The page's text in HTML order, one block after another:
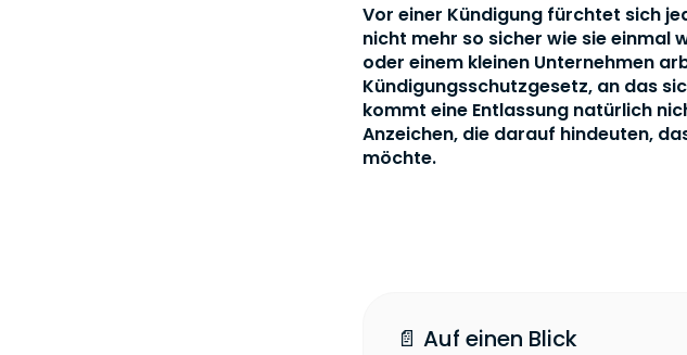
Vor einer Kündigung fürchtet sich
nicht mehr so sicher wie sie einmal
oder einem kleinen Unternehmen
Kündigungsschutzgesetz, an das
kommt eine Entlassung natürlich
Anzeichen, die darauf hindeuten,
möchte.
📄 Auf einen Blick